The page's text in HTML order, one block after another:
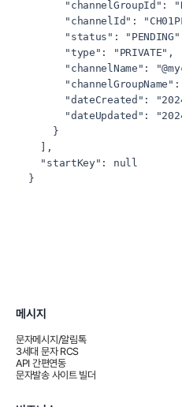
}
메시지
문자메시지/알림톡
3세대 문자 RCS
API 간편연동
문자발송 사이트 빌더